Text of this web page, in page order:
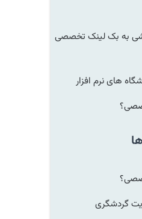
به بک لینک تخصصی
های نرم افزار
گردشگری